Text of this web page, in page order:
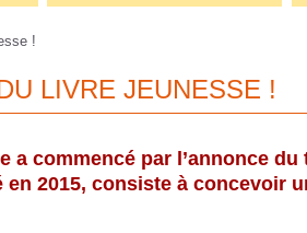
!
LIVRE JEUNESSE !
commencé par l’annonce du
en 2015, consiste à concevoir